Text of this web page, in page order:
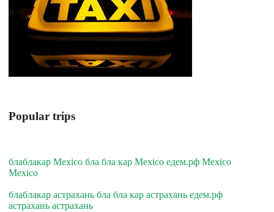
Popular trips
блаблакар Mexico бла бла кар Mexico едем.рф Mexico
Mexico
блаблакар астрахань бла бла кар астрахань едем.рф
астрахань астрахань